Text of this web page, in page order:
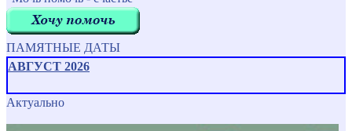
ПАМЯТНЫЕ ДАТЫ
АВГУСТ 2026
Актуально